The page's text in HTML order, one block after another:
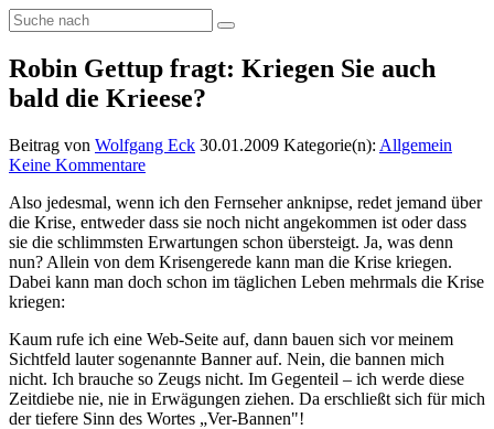
Robin Gettup fragt: Kriegen Sie auch
bald die Krieese?
Beitrag von Wolfgang Eck 30.01.2009 Kategorie(n): Allgemein
Keine Kommentare
Also jedesmal, wenn ich den Fernseher anknipse, redet jemand über
die Krise, entweder dass sie noch nicht angekommen ist oder dass
sie die schlimmsten Erwartungen schon übersteigt. Ja, was denn
nun? Allein von dem Krisengerede kann man die Krise kriegen.
Dabei kann man doch schon im täglichen Leben mehrmals die Krise
kriegen:
Kaum rufe ich eine Web-Seite auf, dann bauen sich vor meinem
Sichtfeld lauter sogenannte Banner auf. Nein, die bannen mich
nicht. Ich brauche so Zeugs nicht. Im Gegenteil – ich werde diese
Zeitdiebe nie, nie in Erwägungen ziehen. Da erschließt sich für mich
der tiefere Sinn des Wortes „Ver-Bannen"!